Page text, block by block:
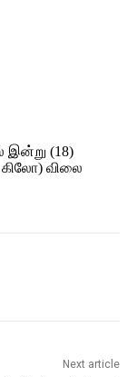
இன்று (18)
கிலோ) விலை
Next article